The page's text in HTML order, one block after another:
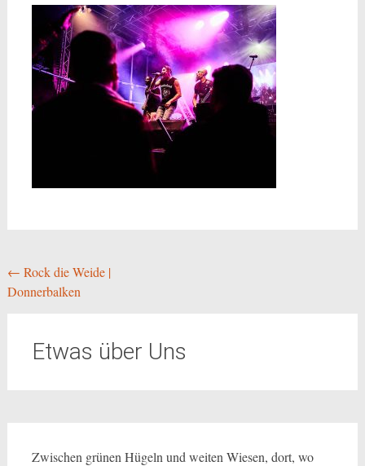
Beitragsnavigation
← Rock die Weide |
Donnerbalken
Etwas über Uns
Zwischen grünen Hügeln und weiten Wiesen, dort, wo